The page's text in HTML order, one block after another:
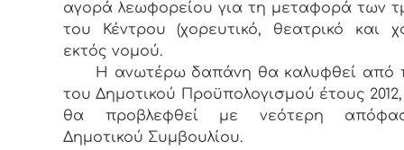
αγορά λεωφορείου για τη μεταφορά των
του Κέντρου (χορευτικό, θεατρικό και
εκτός νομού.
Η ανωτέρω δαπάνη θα καλυφθεί από
του Δημοτικού Προϋπολογισμού έτους
θα προβλεφθεί με νεότερη
Δημοτικού Συμβουλίου.